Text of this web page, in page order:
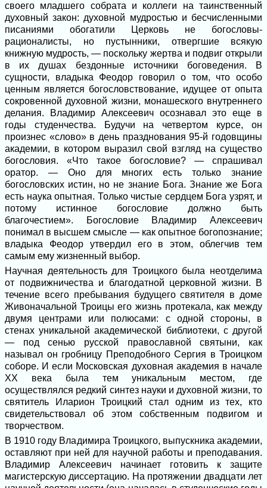
своего младшего собрата и коллеги на таинственный
духовный закон: духовной мудростью и бесчисленными
писаниями обогатили Церковь не богословы-
рационалисты, но пустынники, отвергшие всякую
книжную мудрость, — поскольку жертва и подвиг открыли
в их душах бездонные источники боговедения. В
сущности, владыка Феодор говорил о том, что особо
ценным является богословствование, идущее от опыта
сокровенной духовной жизни, монашеского внутреннего
делания. Владимир Алексеевич осознавал это еще в
годы студенчества. Будучи на четвертом курсе, он
произнес «слово» в день празднования 95-й годовщины
академии, в котором выразил свой взгляд на существо
богословия. «Что такое богословие? — спрашивал
оратор. — Оно для многих есть только знание
богословских истин, но не знание Бога. Знание же Бога
есть наука опытная. Только чистые сердцем Бога узрят, и
потому истинное богословие должно быть
благочестием». Богословие Владимир Алексеевич
понимал в высшем смысле — как опытное богопознание;
владыка Феодор утвердил его в этом, облегчив тем
самым ему жизненный выбор.
Научная деятельность для Троицкого была неотделима
от подвижничества и благодатной церковной жизни. В
течение всего пребывания будущего святителя в доме
Живоначальной Троицы его жизнь протекала, как между
двумя центрами или полюсами: с одной стороны, в
стенах уникальной академической библиотеки, с другой
— под сенью русской православной святыни, как
называл он гробницу Преподобного Сергия в Троицком
соборе. И если Московская духовная академия в начале
XX века была тем уникальным местом, где
осуществлялся редкий синтез науки и духовной жизни, то
святитель Иларион Троицкий стал одним из тех, кто
свидетельствовал об этом собственным подвигом и
творчеством.
В 1910 году Владимира Троицкого, выпускника академии,
оставляют при ней для научной работы и преподавания.
Владимир Алексеевич начинает готовить к защите
магистерскую диссертацию. На протяжении двадцати лет